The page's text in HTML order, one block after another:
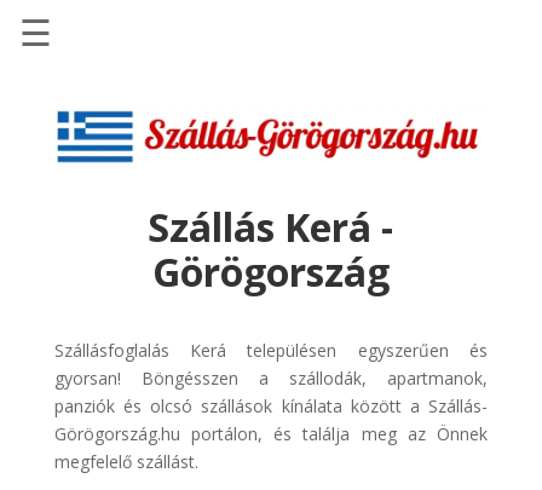
Szállások
Repülőjegy
pénzvisszatérítéssel
Discover
Cars
Transzfer
☰
Szállás Kerá -
Görögország
Szállásfoglalás Kerá településen egyszerűen és
gyorsan! Böngésszen a szállodák, apartmanok,
panziók és olcsó szállások kínálata között a Szállás-
Görögország.hu portálon, és találja meg az Önnek
megfelelő szállást.